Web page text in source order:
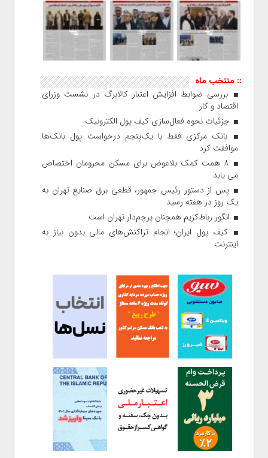
:: منتخب ماه
بررسی ضوابط افزایش اعتبار کالابرگ در نشست وزرای
اقتصاد و کار
جزئیات نحوه فعال‌سازی کیف پول الکترونیک
بانک مرکزی فقط با یک‌‎پنجم درخواست پول بانک‌ها
موافقت کرد
۸ همت کمک بلاعوض برای مسکن محرومان اختصاص
می یابد
پس از دستور رئیس‌ جمهور، قطعی برق صنایع تهران به
یک روز در هفته رسید
انگور رباط‌کریم همچنان پرچم‌دار تهران است
کیف پول ایران؛ انجام تراکنش‌های مالی بدون نیاز به
اینترنت